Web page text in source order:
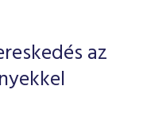
bevezetésétaz